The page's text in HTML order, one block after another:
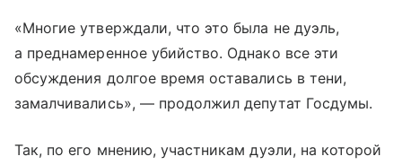
«Многие утверждали, что это была не дуэль,
а преднамеренное убийство. Однако все эти
обсуждения долгое время оставались в тени,
замалчивались», — продолжил депутат Госдумы.
Так, по его мнению, участникам дуэли, на которой